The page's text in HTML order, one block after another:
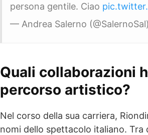
persona gentile. Ciao
— Andrea Salerno (@SalernoSal)
Quali collaborazioni
percorso artistico?
Nel corso della sua carriera,
nomi dello spettacolo italiano. Tra